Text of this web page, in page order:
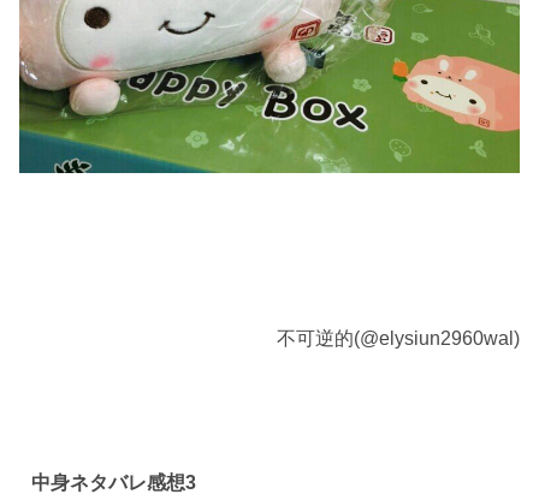
不可逆的(@elysiun2960wal)
中身ネタバレ感想3